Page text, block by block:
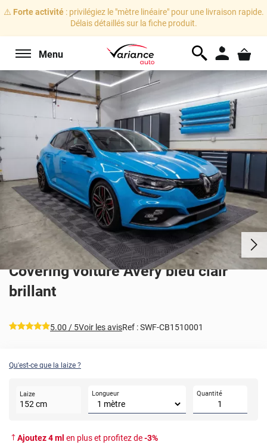
⚠️ Forte activité: privilégiez le "mètre linéaire" pour une livraison rapide.
Délais détaillés sur la fiche produit.
Menu
Covering voiture Avery bleu clair
brillant
*****
5.00 / 5Voir les avisRef :SWF-CB1510001
Qu'est-ce que la laize ?
Laize
152 cm
Longueur Quantité
Ajoutez4ml en plus et profitez de-3%